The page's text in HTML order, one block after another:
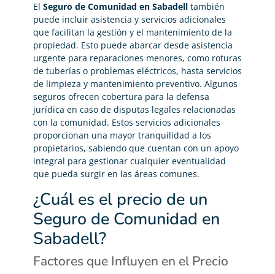
El Seguro de Comunidad en Sabadell también
puede incluir asistencia y servicios adicionales
que facilitan la gestión y el mantenimiento de la
propiedad. Esto puede abarcar desde asistencia
urgente para reparaciones menores, como roturas
de tuberías o problemas eléctricos, hasta servicios
de limpieza y mantenimiento preventivo. Algunos
seguros ofrecen cobertura para la defensa
jurídica en caso de disputas legales relacionadas
con la comunidad. Estos servicios adicionales
proporcionan una mayor tranquilidad a los
propietarios, sabiendo que cuentan con un apoyo
integral para gestionar cualquier eventualidad
que pueda surgir en las áreas comunes.
¿Cuál es el precio de un
Seguro de Comunidad en
Sabadell?
Factores que Influyen en el Precio